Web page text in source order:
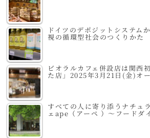
ドイツのデポジットシステム
視の循環型社会のつくりかた
ビオラルカフェ併設店は関西
た店」2025年3月21日(金)オ
すべての人に寄り添うナチュ
ェape（アーペ ）～フードダ